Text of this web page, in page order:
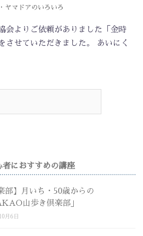
・ ヤマドアのいろいろ
会よりご依頼がありました「金時
させていただきました。 あいにく
者におすすめの講座
部】月いち・50歳からの
山歩き倶楽部」
月6日